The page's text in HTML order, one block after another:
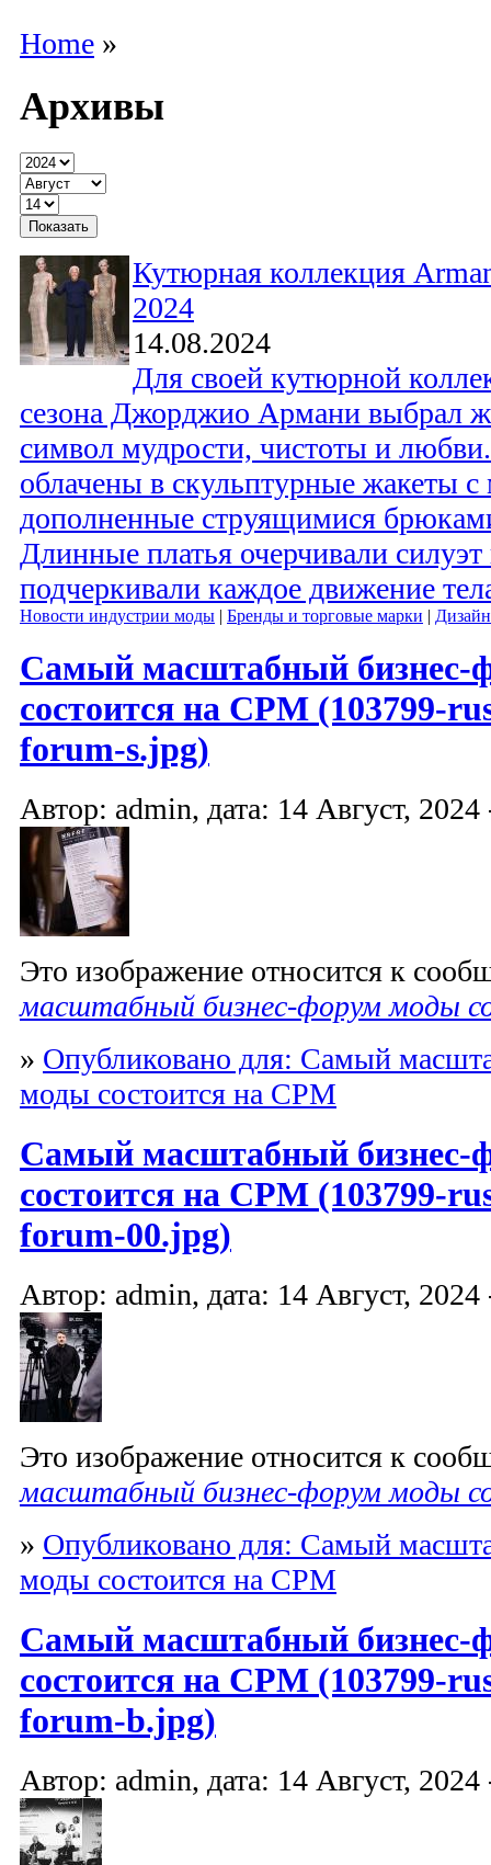
Home »
Архивы
Кутюрная коллекция
2024
14.08.2024
Для своей кутюрной
сезона Джорджио Армани выбрал
символ мудрости, чистоты и
облачены в скульптурные жакеты
дополненные струящимися
Длинные платья очерчивали
подчеркивали каждое движение
Новости индустрии моды | Бренды и торговые марки |
Самый масштабный бизнес-
состоится на CPM (103799-
forum-s.jpg)
Автор: admin, дата: 14 Август, 2024
Это изображение относится к
масштабный бизнес-форум моды
» Опубликовано для: Самый
моды состоится на CPM
Самый масштабный бизнес-
состоится на CPM (103799-
forum-00.jpg)
Автор: admin, дата: 14 Август, 2024
Это изображение относится к
масштабный бизнес-форум моды
» Опубликовано для: Самый
моды состоится на CPM
Самый масштабный бизнес-
состоится на CPM (103799-
forum-b.jpg)
Автор: admin, дата: 14 Август, 2024